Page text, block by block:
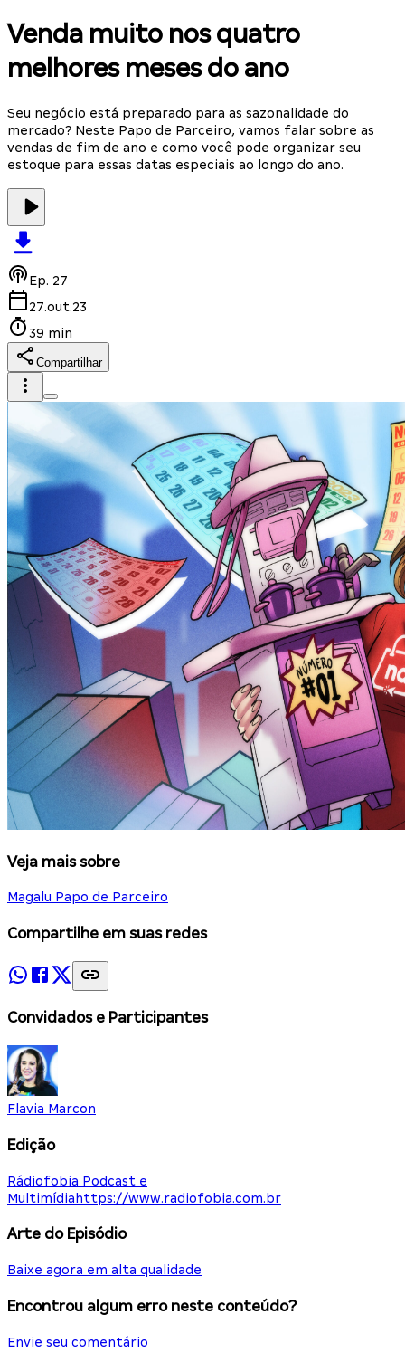
Venda muito nos quatro
melhores meses do ano
Seu negócio está preparado para as sazonalidade do
mercado? Neste Papo de Parceiro, vamos falar sobre as
vendas de fim de ano e como você pode organizar seu
estoque para essas datas especiais ao longo do ano.
Ep. 27
27.out.23
39 min
Compartilhar
Veja mais sobre
Magalu Papo de Parceiro
Compartilhe em suas redes
Convidados e Participantes
Flavia Marcon
Edição
Rádiofobia Podcast e
Multimídia https://www.radiofobia.com.br
Arte do Episódio
Baixe agora em alta qualidade
Encontrou algum erro neste conteúdo?
Envie seu comentário